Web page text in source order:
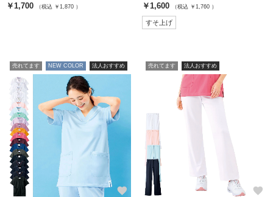
￥1,700 （税込 ￥1,870 ） ￥1,600 （税込 ￥1,760 ）
すそ上げ
売れてます NEW COLOR 法人おすすめ
favorite
売れてます 法人おすすめ
favorite